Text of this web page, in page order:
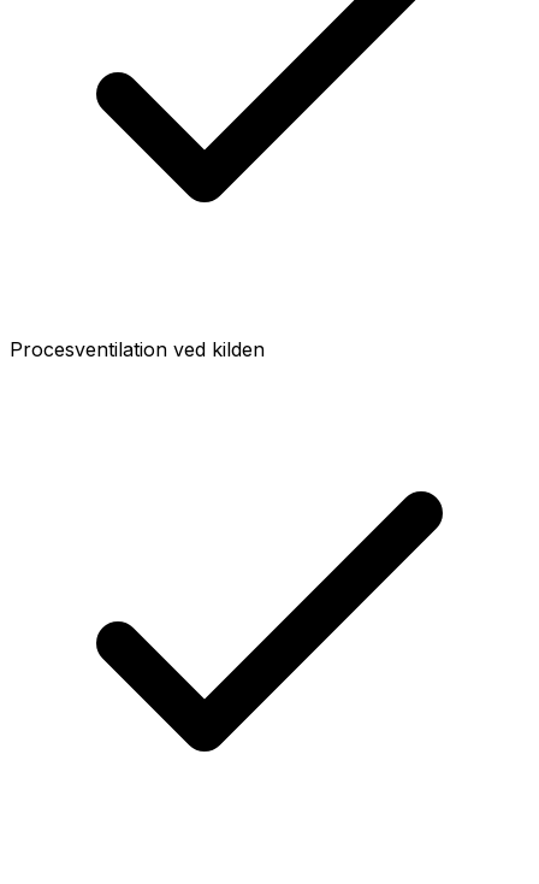
Procesventilation ved kilden